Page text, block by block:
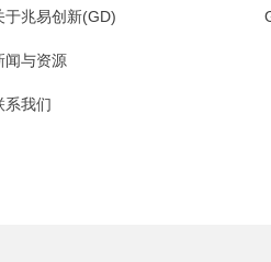
于兆易创新(GD)
闻与资源
系我们